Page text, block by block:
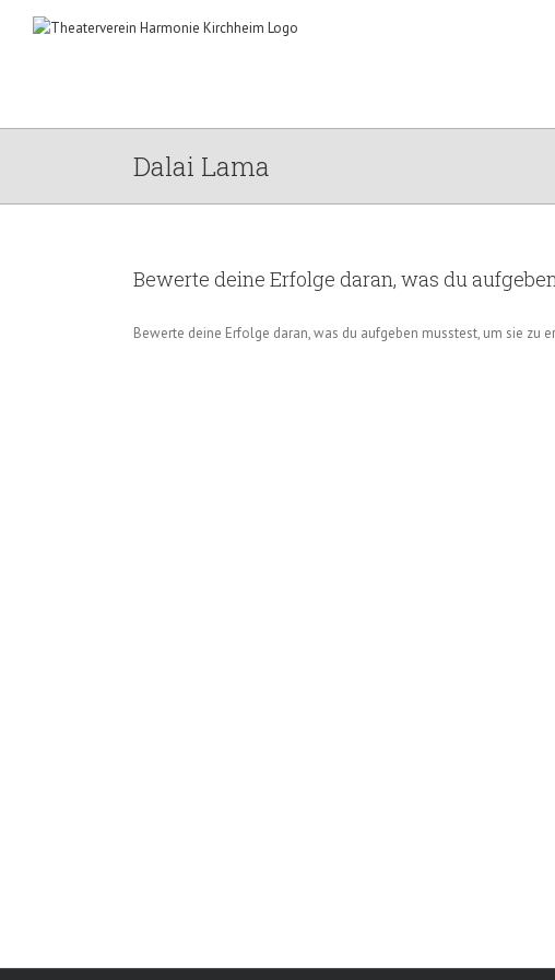
Inhalt
Dalai Lama
Bewerte deine Erfolge daran, was du
Bewerte deine Erfolge daran, was du aufgeben musstest, um sie zu